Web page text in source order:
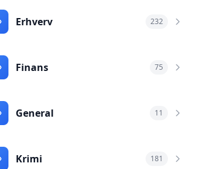
Erhverv 232
Finans 75
General 11
Krimi 181